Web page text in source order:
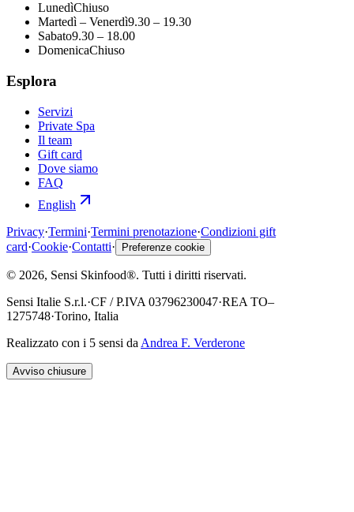
LunedìChiuso
Martedì – Venerdì9.30 – 19.30
Sabato9.30 – 18.00
DomenicaChiuso
Esplora
Servizi
Private Spa
Il team
Gift card
Dove siamo
FAQ
English
Privacy·Termini·Termini prenotazione·Condizioni gift
card·Cookie·Contatti· Preferenze cookie
© 2026, Sensi Skinfood®. Tutti i diritti riservati.
Sensi Italie S.r.l.·CF / P.IVA 03796230047·REA TO–
1275748·Torino, Italia
Realizzato con i 5 sensi da Andrea F. Verderone
Avviso chiusure